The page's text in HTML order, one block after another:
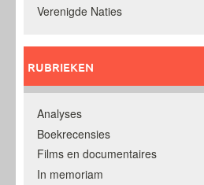
Verenigde Naties
RUBRIEKEN
Analyses
Boekrecensies
Films en documentaires
In memoriam